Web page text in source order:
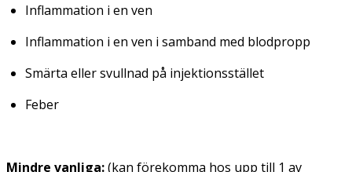
Inflammation i en ven
Inflammation i en ven i samband med blodpropp
Smärta eller svullnad på injektionsstället
Feber
Mindre vanliga:(kan förekomma hos upp till 1 av